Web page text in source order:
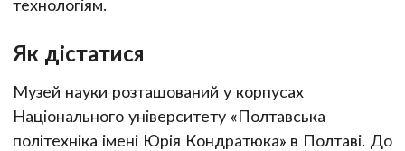
технологіям.
Як дістатися
Музей науки розташований у корпусах
Національного університету «Полтавська
політехніка імені Юрія Кондратюка» в Полтаві. До